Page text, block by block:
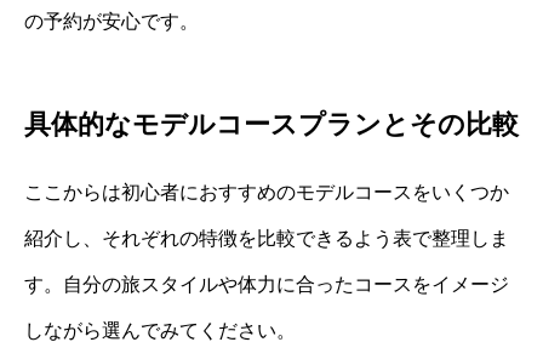
の予約が安心です。
具体的なモデルコースプランとその比較
ここからは初心者におすすめのモデルコースをいくつか
紹介し、それぞれの特徴を比較できるよう表で整理しま
す。自分の旅スタイルや体力に合ったコースをイメージ
しながら選んでみてください。